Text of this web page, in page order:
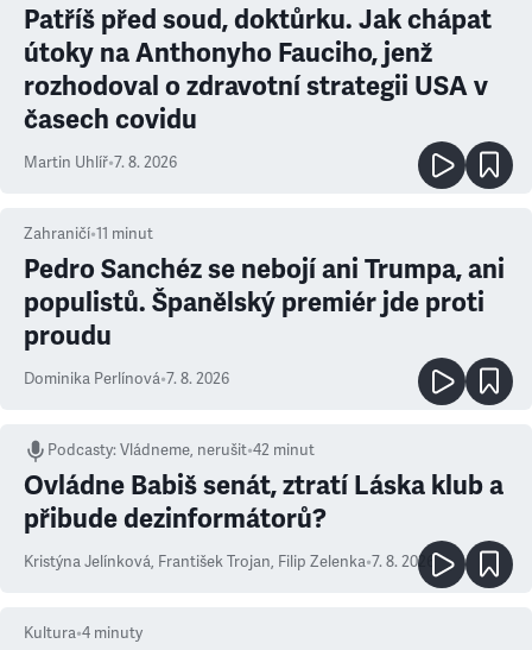
Patříš před soud, doktůrku. Jak chápat
útoky na Anthonyho Fauciho, jenž
rozhodoval o zdravotní strategii USA v
časech covidu
Martin Uhlíř•7. 8. 2026
Zahraničí•11 minut
Pedro Sanchéz se nebojí ani Trumpa, ani
populistů. Španělský premiér jde proti
proudu
Dominika Perlínová•7. 8. 2026
Podcasty:Vládneme, nerušit•42 minut
Ovládne Babiš senát, ztratí Láska klub a
přibude dezinformátorů?
Kristýna Jelínková, František Trojan, Filip Zelenka•7. 8. 2026
Kultura•4 minuty